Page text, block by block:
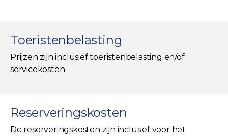
Toeristenbelasting
Prijzen zijn inclusief toeristenbelasting en/of
servicekosten
Reserveringskosten
De reserveringskosten zijn inclusief voor het